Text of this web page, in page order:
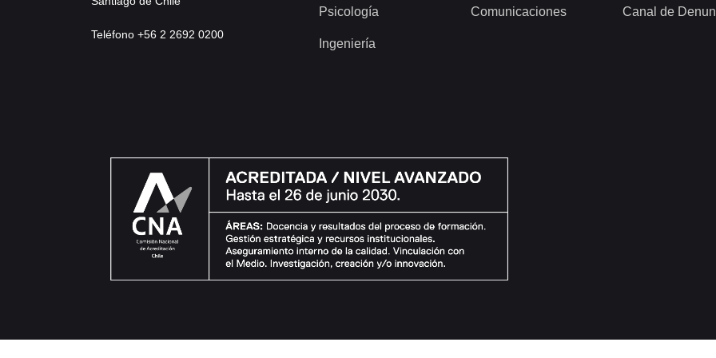
Teléfono +56 2 2692 0200
Psicología
Ingeniería
Comunicaciones Canal de